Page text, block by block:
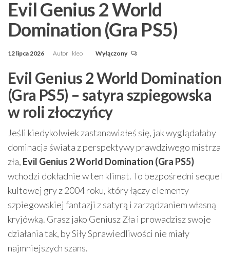
Evil Genius 2 World
Domination (Gra PS5)
12 lipca 2026 Autor kleo Wyłączony
Evil Genius 2 World Domination
(Gra PS5) – satyra szpiegowska
w roli złoczyńcy
Jeśli kiedykolwiek zastanawiałeś się, jak wyglądałaby
dominacja świata z perspektywy prawdziwego mistrza
zła, Evil Genius 2 World Domination (Gra PS5)
wchodzi dokładnie w ten klimat. To bezpośredni sequel
kultowej gry z 2004 roku, który łączy elementy
szpiegowskiej fantazji z satyrą i zarządzaniem własną
kryjówką. Grasz jako Geniusz Zła i prowadzisz swoje
działania tak, by Siły Sprawiedliwości nie miały
najmniejszych szans.